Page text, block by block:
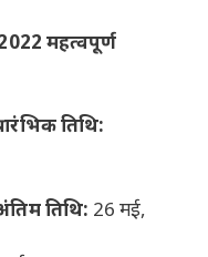
महत्वपूर्ण
तिथि:
तिथि: 26 मई,